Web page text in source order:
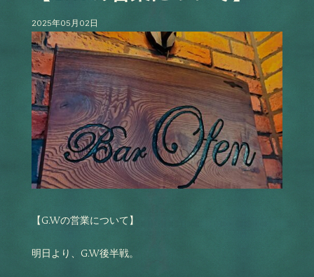
2025年05月02日
【G.Wの営業について】
明日より、G.W後半戦。